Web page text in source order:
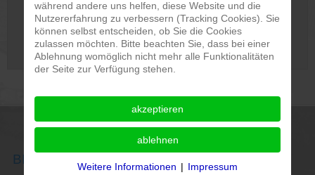
BILDERGALERIE
während andere uns helfen, diese Website und die
Nutzererfahrung zu verbessern (Tracking Cookies). Sie
können selbst entscheiden, ob Sie die Cookies
zulassen möchten. Bitte beachten Sie, dass bei einer
Ablehnung womöglich nicht mehr alle Funktionalitäten
der Seite zur Verfügung stehen.
akzeptieren
ablehnen
Weitere Informationen | Impressum